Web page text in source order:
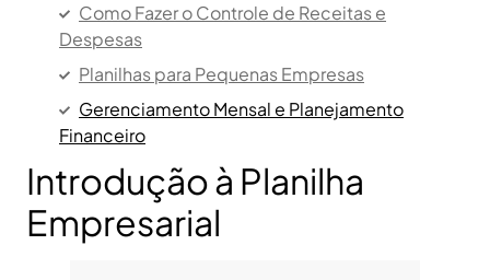
Como Fazer o Controle de Receitas e
Despesas
Planilhas para Pequenas Empresas
Gerenciamento Mensal e Planejamento
Financeiro
Ações Práticas para Organizar as Finanças
Recursos para Baixar e Download de
Planilhas
Introdução à Planilha
Empresarial